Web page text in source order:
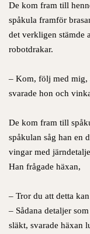
De kom fram till
spåkula framför
det verkligen stämde
robotdrakar.
– Kom, följ med mig,
svarade hon och
De kom fram till
spåkulan såg han en
vingar med
Han frågade häxan,
– Tror du att detta
– Sådana detaljer
släkt, svarade häxan